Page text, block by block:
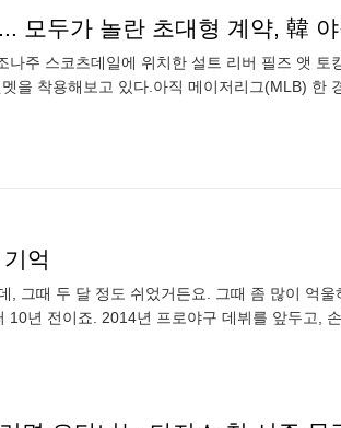
주 스코츠데일에 위치한 설트 리버 필즈 앳 토
을 착용해보고 있다.아직 메이저리그(MLB) 한
억
, 그때 두 달 정도 쉬었거든요. 그때 좀 많이 억울
년 전이죠. 2014년 프로야구 데뷔를 앞두고, 손